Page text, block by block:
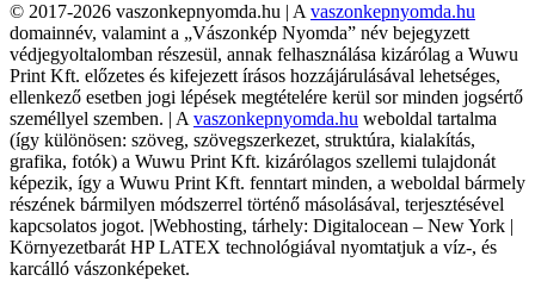
© 2017-2026 vaszonkepnyomda.hu | A vaszonkepnyomda.hu
domainnév, valamint a „Vászonkép Nyomda” név bejegyzett
védjegyoltalomban részesül, annak felhasználása kizárólag a Wuwu
Print Kft. előzetes és kifejezett írásos hozzájárulásával lehetséges,
ellenkező esetben jogi lépések megtételére kerül sor minden jogsértő
személlyel szemben. | A vaszonkepnyomda.hu weboldal tartalma
(így különösen: szöveg, szövegszerkezet, struktúra, kialakítás,
grafika, fotók) a Wuwu Print Kft. kizárólagos szellemi tulajdonát
képezik, így a Wuwu Print Kft. fenntart minden, a weboldal bármely
részének bármilyen módszerrel történő másolásával, terjesztésével
kapcsolatos jogot. |Webhosting, tárhely: Digitalocean – New York |
Környezetbarát HP LATEX technológiával nyomtatjuk a víz-, és
karcálló vászonképeket.